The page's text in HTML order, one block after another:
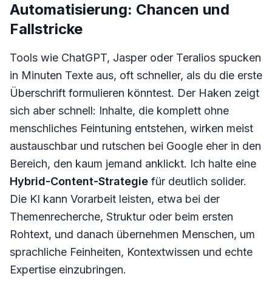
Automatisierung: Chancen und
Fallstricke
Tools wie ChatGPT, Jasper oder Teralios spucken
in Minuten Texte aus, oft schneller, als du die erste
Überschrift formulieren könntest. Der Haken zeigt
sich aber schnell: Inhalte, die komplett ohne
menschliches Feintuning entstehen, wirken meist
austauschbar und rutschen bei Google eher in den
Bereich, den kaum jemand anklickt. Ich halte eine
Hybrid-Content-Strategie für deutlich solider.
Die KI kann Vorarbeit leisten, etwa bei der
Themenrecherche, Struktur oder beim ersten
Rohtext, und danach übernehmen Menschen, um
sprachliche Feinheiten, Kontextwissen und echte
Expertise einzubringen.